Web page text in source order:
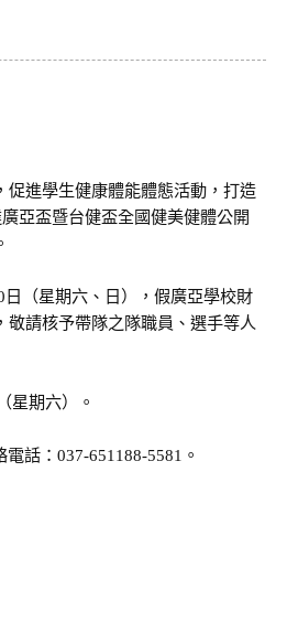
進學生健康體能體態活動，打造
亞盃暨台健盃全國健美健體公開
（星期六、日），假廣亞學校財
請核予帶隊之隊職員、選手等人
星期六）。
話：037-651188-5581。